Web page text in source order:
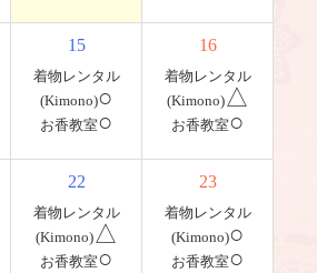
15
着物レンタル
(Kimono)○
お香教室○
16
着物レンタル
(Kimono)△
お香教室○
22
着物レンタル
(Kimono)△
お香教室○
23
着物レンタル
(Kimono)○
お香教室○